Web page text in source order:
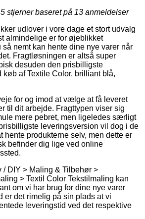
stjerner baseret på 13 anmeldelser
udlover i vore dage et stort udvalg
almindelige er for øjeblikket
så nemt kan hente dine nye varer når
Fragtløsningen er altså super
desuden den prisbilligste
køb af Textile Color, brilliant blå,
for og imod at vælge at få leveret
til dit arbejde. Fragttypen viser sig
mere pebret, men ligeledes særligt
leveringsversion vil dog i de
produkterne selv, men dette er
befinder dig lige ved online
/ DIY > Maling & Tilbehør >
> Textil Color Tekstilmaling kan
om vi har brug for dine nye varer
er det rimelig på sin plads at vi
leveringstid ved det respektive